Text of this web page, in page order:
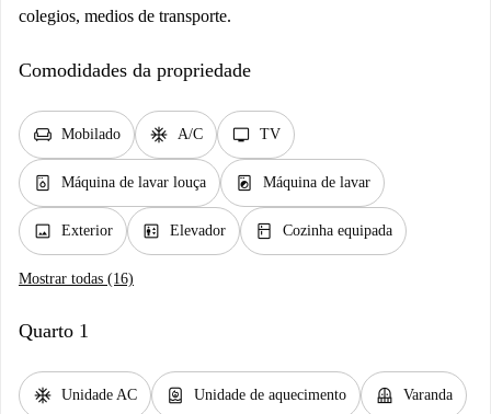
colegios, medios de transporte.
Comodidades da propriedade
chair Mobilado ac_unit A/C tv TV
dishwasher_gen Máquina de lavar louça local_laundry_service Máquina de lavar
image Exterior elevator Elevador kitchen Cozinha equipada
Mostrar todas (16)
Quarto 1
ac_unit Unidade AC water_heater Unidade de aquecimento balcony Varanda